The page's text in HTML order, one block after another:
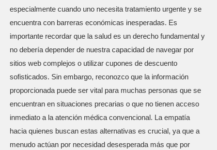
especialmente cuando uno necesita tratamiento urgente y se
encuentra con barreras económicas inesperadas. Es
importante recordar que la salud es un derecho fundamental y
no debería depender de nuestra capacidad de navegar por
sitios web complejos o utilizar cupones de descuento
sofisticados. Sin embargo, reconozco que la información
proporcionada puede ser vital para muchas personas que se
encuentran en situaciones precarias o que no tienen acceso
inmediato a la atención médica convencional. La empatía
hacia quienes buscan estas alternativas es crucial, ya que a
menudo actúan por necesidad desesperada más que por